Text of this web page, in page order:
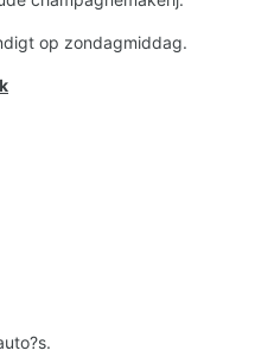
op zondagmiddag.